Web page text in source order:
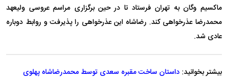
ماکسیم وگان به تهران فرستاد تا در حین برگزاری مراسم عروسی ولیعهد
محمدرضا عذرخواهی کند. رضاشاه این عذرخواهی را پذیرفت و روابط دوباره
عادی شد.
بیشتر بخوانید:داستان ساخت مقبره سعدی توسط محمدرضاشاه پهلوی